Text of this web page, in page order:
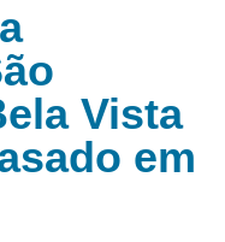
Vista
em